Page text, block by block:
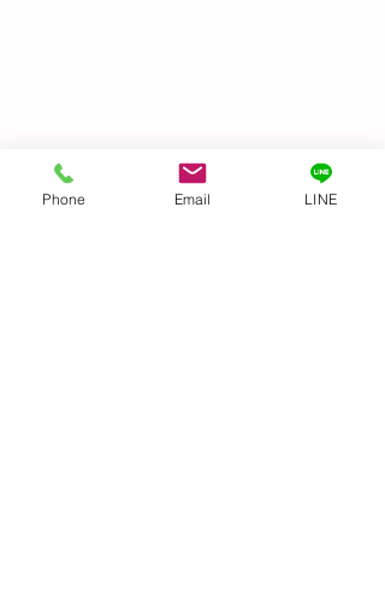
Phone Email LINE